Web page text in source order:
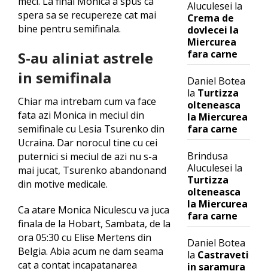
spera sa se recupereze cat mai
bine pentru semifinala.
S-au aliniat astrele
in semifinala
Chiar ma intrebam cum va face
fata azi Monica in meciul din
semifinale cu Lesia Tsurenko din
Ucraina. Dar norocul tine cu cei
puternici si meciul de azi nu s-a
mai jucat, Tsurenko abandonand
din motive medicale.
Ca atare Monica Niculescu va juca
finala de la Hobart, Sambata, de la
ora 05:30 cu Elise Mertens din
Belgia. Abia acum ne dam seama
cat a contat incapatanarea
Aluculesei la
Crema de
dovlecei la
Miercurea
fara carne
Daniel Botea
la Turtizza
olteneasca
la Miercurea
fara carne
Brindusa
Aluculesei la
Turtizza
olteneasca
la Miercurea
fara carne
Daniel Botea
la Castraveti
in saramura